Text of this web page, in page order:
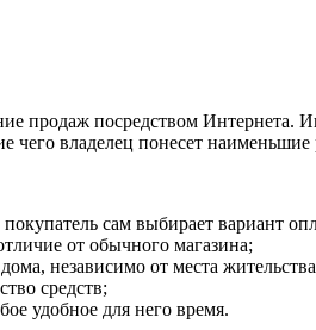
продаж посредством Интернета.
владелец понесет наименьшие
сам выбирает вариант
от обычного магазина;
независимо от места
средств;
удобное для него время.